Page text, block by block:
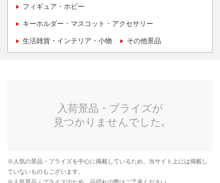
フィギュア・ホビー
キーホルダー・マスコット・アクセサリー
生活雑貨・インテリア・小物 その他景品